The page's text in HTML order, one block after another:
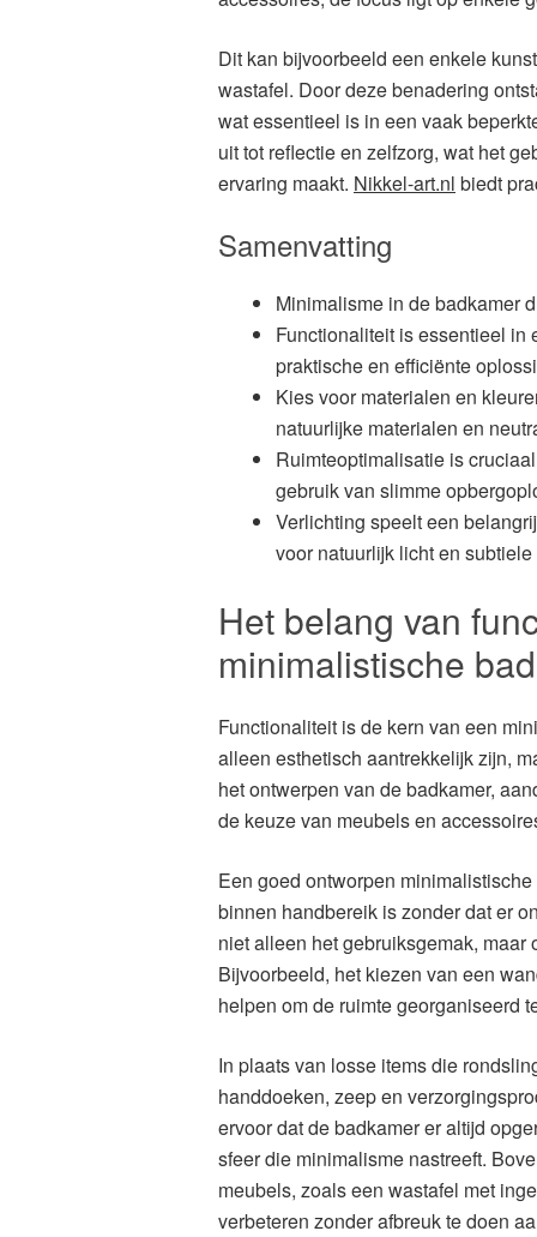
Dit kan bijvoorbeeld een enkele
wastafel. Door deze benadering
wat essentieel is in een vaak
uit tot reflectie en zelfzorg, wat het
ervaring maakt. Nikkel-art.nl biedt
Samenvatting
Minimalisme in de badkamer
Functionaliteit is essentieel in
praktische en efficiënte
Kies voor materialen en
natuurlijke materialen en
Ruimteoptimalisatie is
gebruik van slimme
Verlichting speelt een
voor natuurlijk licht en
Het belang van
minimalistische
Functionaliteit is de kern van een
alleen esthetisch aantrekkelijk zijn,
het ontwerpen van de badkamer,
de keuze van meubels en
Een goed ontworpen
binnen handbereik is zonder dat er
niet alleen het gebruiksgemak,
Bijvoorbeeld, het kiezen van een
helpen om de ruimte georganiseerd
In plaats van losse items die
handdoeken, zeep en
ervoor dat de badkamer er altijd
sfeer die minimalisme nastreeft.
meubels, zoals een wastafel met
verbeteren zonder afbreuk te doen